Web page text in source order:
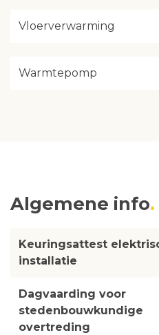
Vloerverwarming
Warmtepomp
Algemene info
Keuringsattest
installatie
Dagvaarding voor
stedenbouwkundige
overtreding